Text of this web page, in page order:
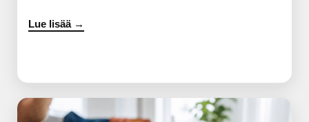
Lue lisää →